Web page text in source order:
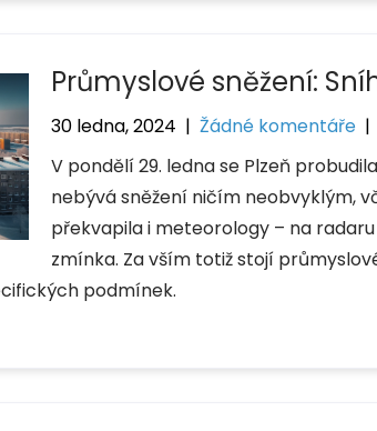
Průmyslové sněžení:
30 ledna, 2024 |Žádné komentáře
V pondělí 29. ledna se Plzeň
nebývá sněžení ničím neobvyklým,
překvapila i meteorology – na
zmínka. Za vším totiž stojí
podmínek.